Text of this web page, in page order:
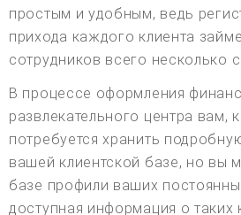
простым и удобным, ведь
прихода каждого клиента
сотрудников всего несколько
В процессе оформления
развлекательного центра вам,
потребуется хранить
вашей клиентской базе, но вы
базе профили ваших
доступная информация о таких